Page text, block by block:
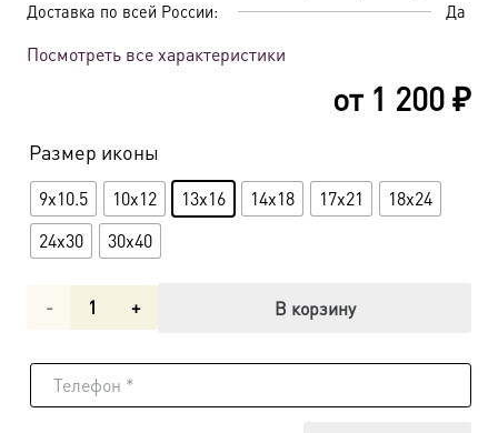
Доставка по всей России: Да
Посмотреть все характеристики
от 1 200₽
Размер иконы
9x10.5 10x12 13x16 14x18 17x21
18x24
24x30
30x40
Количество
Икона
В корзину